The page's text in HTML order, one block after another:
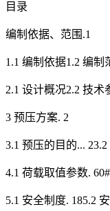
目录
编制依据、范围.1
1.1 编制依据1.2 编制
2.1 设计概况2.2 技术
3 预压方案. 2
3.1 预压的目的...
4.1 荷载取值参数.
5.1 安全制度. 185.2